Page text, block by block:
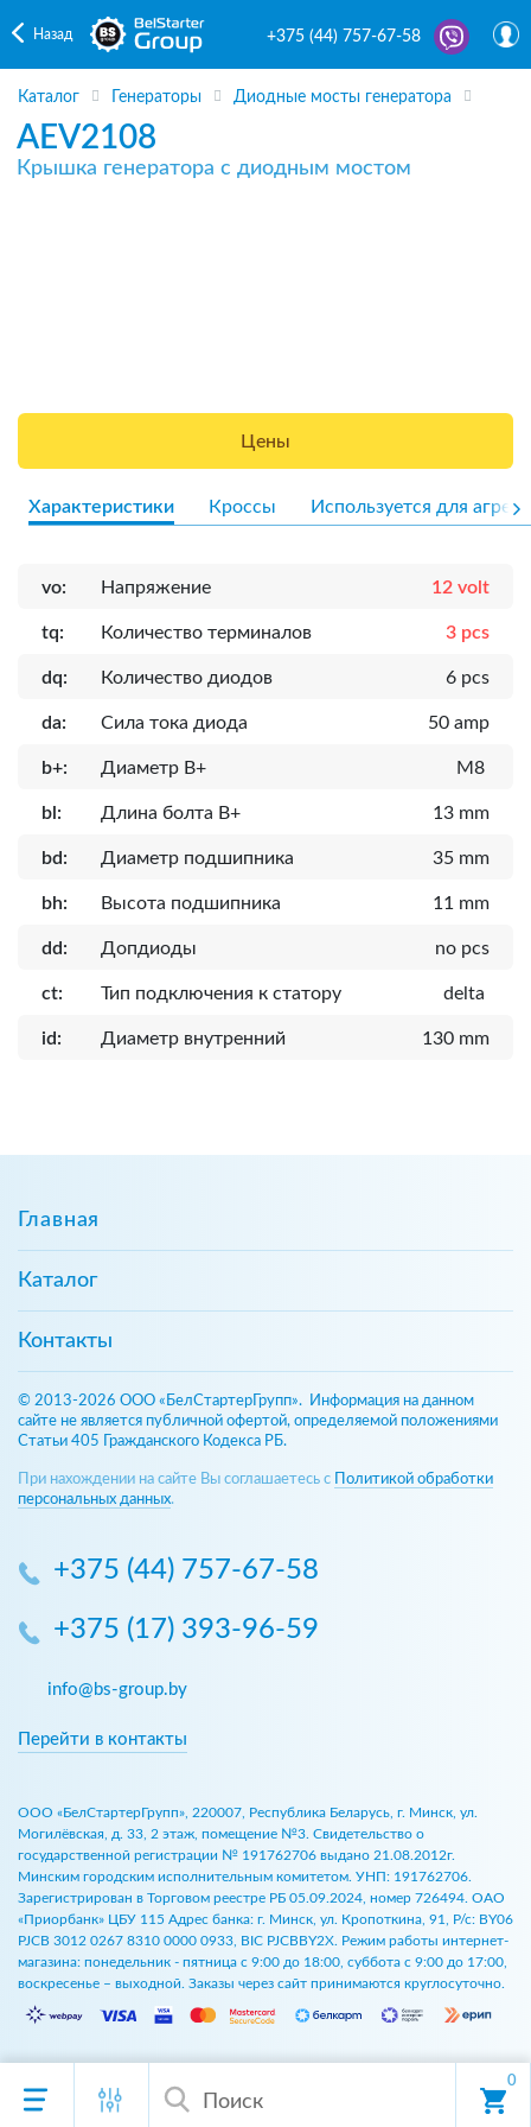
0
Назад +375 (44) 757-67-58
Каталог Генераторы Диодные мосты генератора
AEV2108
Крышка генератора с диодным мостом
Цены
Характеристики Кроссы Используется для
vo: Напряжение 12 volt
tq: Количество терминалов 3 pcs
dq: Количество диодов 6 pcs
da: Сила тока диода 50 amp
b+: Диаметр B+ M8
bl: Длина болта B+ 13 mm
bd: Диаметр подшипника 35 mm
bh: Высота подшипника 11 mm
dd: Допдиоды no pcs
ct: Тип подключения к статору delta
id: Диаметр внутренний 130 mm
Главная
Каталог
Контакты
© 2013-2026 ООО «БелСтартерГрупп». Информация на данном
сайте не является публичной офертой, определяемой положениями
Статьи 405 Гражданского Кодекса РБ.
При нахождении на сайте Вы соглашаетесь с
Политикой обработки
персональных данных.
+375 (44) 757-67-58
+375 (17) 393-96-59
info@bs-group.by
Перейти в контакты
ООО «БелСтартерГрупп», 220007, Республика Беларусь, г. Минск, ул.
Могилёвская, д. 33, 2 этаж, помещение №3. Свидетельство о
государственной регистрации № 191762706 выдано 21.08.2012г.
Минским городским исполнительным комитетом. УНП: 191762706.
Зарегистрирован в Торговом реестре РБ 05.09.2024, номер 726494. ОАО
«Приорбанк» ЦБУ 115 Адрес банка: г. Минск, ул. Кропоткина, 91, Р/с: BY06
PJCB 3012 0267 8310 0000 0933, BIC PJCBBY2X. Режим работы интернет-
магазина: понедельник - пятница с 9:00 до 18:00, суббота с 9:00 до 17:00,
воскресенье – выходной. Заказы через сайт принимаются круглосуточно.